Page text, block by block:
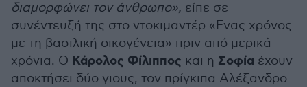
διαμορφώνει τον άνθρωπο», είπε σε
συνέντευξή της στο ντοκιμαντέρ «Ενας χρόνος
με τη βασιλική οικογένεια» πριν από μερικά
χρόνια. Ο Κάρολος Φίλιππος και η Σοφία έχουν
αποκτήσει δύο γιους, τον πρίγκιπα Αλέξανδρο